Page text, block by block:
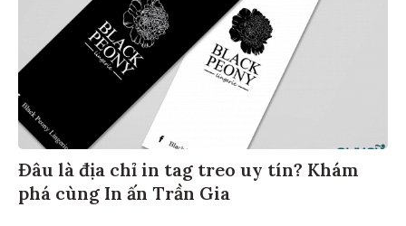
Đâu là địa chỉ in tag treo uy tín? Khám
phá cùng In ấn Trần Gia